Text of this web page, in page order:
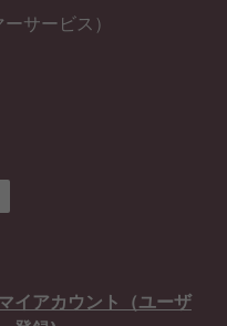
サービス）
イアカウント（ユーザ